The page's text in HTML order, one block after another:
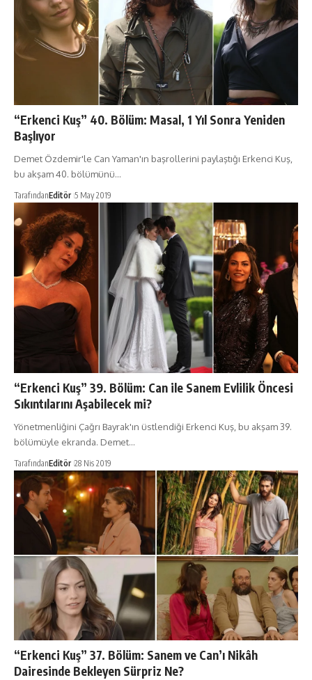
“Erkenci Kuş” 40. Bölüm: Masal, 1 Yıl Sonra Yeniden
Başlıyor
Demet Özdemir'le Can Yaman'ın başrollerini paylaştığı Erkenci Kuş,
bu akşam 40. bölümünü…
TarafındanEditör 5 May 2019
“Erkenci Kuş” 39. Bölüm: Can ile Sanem Evlilik Öncesi
Sıkıntılarını Aşabilecek mi?
Yönetmenliğini Çağrı Bayrak'ın üstlendiği Erkenci Kuş, bu akşam 39.
bölümüyle ekranda. Demet…
TarafındanEditör 28 Nis 2019
“Erkenci Kuş” 37. Bölüm: Sanem ve Can’ı Nikâh
Dairesinde Bekleyen Sürpriz Ne?